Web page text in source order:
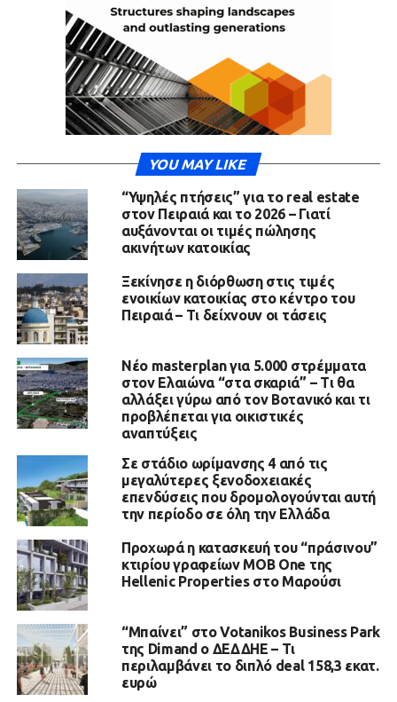
YOU MAY LIKE
“Υψηλές πτήσεις” για το real estate
στον Πειραιά και το 2026 – Γιατί
αυξάνονται οι τιμές πώλησης
ακινήτων κατοικίας
Ξεκίνησε η διόρθωση στις τιμές
ενοικίων κατοικίας στο κέντρο του
Πειραιά – Τι δείχνουν οι τάσεις
Νέο masterplan για 5.000 στρέμματα
στον Ελαιώνα “στα σκαριά” – Τι θα
αλλάξει γύρω από τον Βοτανικό και τι
προβλέπεται για οικιστικές
αναπτύξεις
Σε στάδιο ωρίμανσης 4 από τις
μεγαλύτερες ξενοδοχειακές
επενδύσεις που δρομολογούνται αυτή
την περίοδο σε όλη την Ελλάδα
Προχωρά η κατασκευή του “πράσινου”
κτιρίου γραφείων MOB One της
Hellenic Properties στο Μαρούσι
“Μπαίνει” στο Votanikos Business Park
της Dimand ο ΔΕΔΔΗΕ – Τι
περιλαμβάνει το διπλό deal 158,3 εκατ.
ευρώ